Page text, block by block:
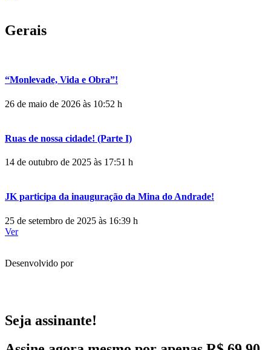
Gerais
“Monlevade, Vida e Obra”!
26 de maio de 2026 às 10:52 h
Ruas de nossa cidade! (Parte I)
14 de outubro de 2025 às 17:51 h
JK participa da inauguração da Mina do Andrade!
25 de setembro de 2025 às 16:39 h
Ver
Desenvolvido por
Seja assinante!